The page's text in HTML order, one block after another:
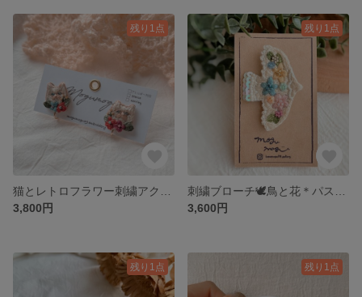
残り1点
3,800円
残り1点
3,600円
残り1点 残り1点